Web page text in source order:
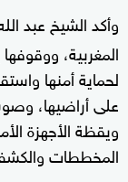
وأكد الشيخ عبد
المغربية،
لحماية أمنها
على أراضيها،
ويقظة الأجهزة
المخططات